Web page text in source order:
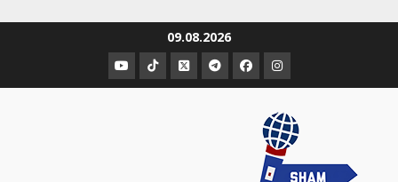
09.08.2026
عنصر
القائمة
عنصر
القائمة
عنصر
القائمة
عنصر
القائمة
عنصر
القائمة
عنصر
القائمة